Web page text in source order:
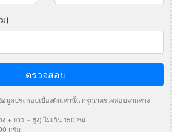
)
ตรวจสอบ
อมูลประกอบเบื้องต้นเท่านั้น กรุณาตรวจสอบจากทาง
+ ยาว + สูง) ไม่เกิน 150 ซม.
กรัม